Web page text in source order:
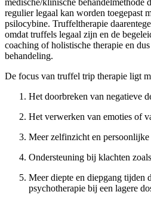
regulier legaal kan worden toegepast
psilocybine. Truffeltherapie
omdat truffels legaal zijn en de
coaching of holistische therapie en
behandeling.
De focus van truffel trip therapie ligt
Het doorbreken van negatieve
Het verwerken van emoties of
Meer zelfinzicht en persoonlijke
Ondersteuning bij klachten
Meer diepte en diepgang tijden
psychotherapie bij een lagere